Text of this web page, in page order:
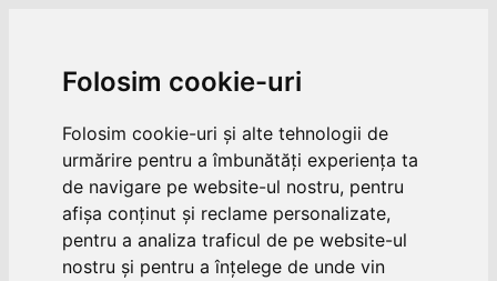
Folosim cookie-uri
Folosim cookie-uri și alte tehnologii de
urmărire pentru a îmbunătăți experiența ta
de navigare pe website-ul nostru, pentru
afișa conținut și reclame personalizate,
pentru a analiza traficul de pe website-ul
nostru și pentru a înțelege de unde vin